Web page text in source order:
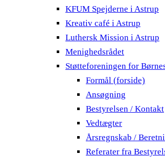
KFUM Spejderne i Astrup
Kreativ café i Astrup
Luthersk Mission i Astrup
Menighedsrådet
Støtteforeningen for
Formål (forside)
Ansøgning
Bestyrelsen / Kontakt
Vedtægter
Årsregnskab /
Referater fra